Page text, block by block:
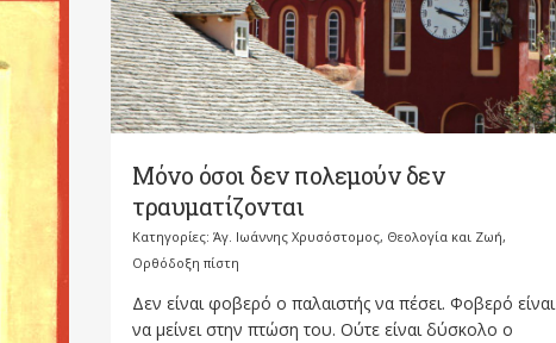
Μόνο όσοι δεν πολεμούν δεν
τραυματίζονται
Κατηγορίες: Άγ. Ιωάννης Χρυσόστομος, Θεολογία και Ζωή,
Ορθόδοξη πίστη
Δεν είναι φοβερό ο παλαιστής να πέσει. Φοβερό είναι
να μείνει στην πτώση του. Ούτε είναι δύσκολο ο